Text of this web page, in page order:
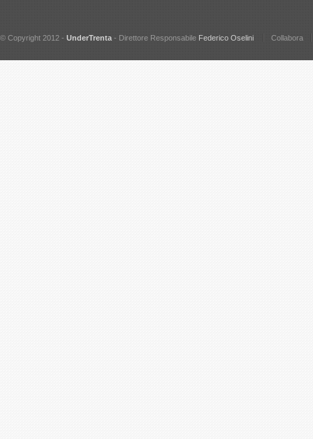
© Copyright 2012 - UnderTrenta - Direttore Responsabile Federico Oselini Collabora